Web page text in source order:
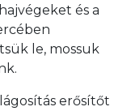
és a
le, mossuk
erősítőt